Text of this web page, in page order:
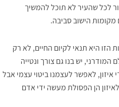
לכל שהעיר לא תוכל להמשיך
הישוב סביבה.
הזו היא תנאי לקיום החיים, לא רק
יש בנו גם צורך ונטייה
איזון, לאפשר לעצמנו ביטוי עצמי אבל
הן הפסולת מעשה ידי אדם